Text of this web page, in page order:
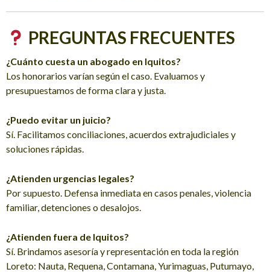
PREGUNTAS FRECUENTES
¿Cuánto cuesta un abogado en Iquitos?
Los honorarios varían según el caso. Evaluamos y
presupuestamos de forma clara y justa.
¿Puedo evitar un juicio?
Sí. Facilitamos conciliaciones, acuerdos extrajudiciales y
soluciones rápidas.
¿Atienden urgencias legales?
Por supuesto. Defensa inmediata en casos penales, violencia
familiar, detenciones o desalojos.
¿Atienden fuera de Iquitos?
Sí. Brindamos asesoría y representación en toda la región
Loreto: Nauta, Requena, Contamana, Yurimaguas, Putumayo,